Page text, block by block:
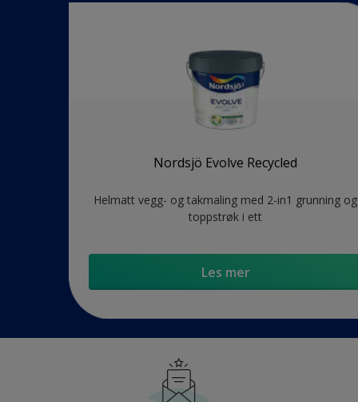
Nordsjö Evolve Recycled
Helmatt vegg- og takmaling med 2-in1 grunning og
toppstrøk i ett
Les mer